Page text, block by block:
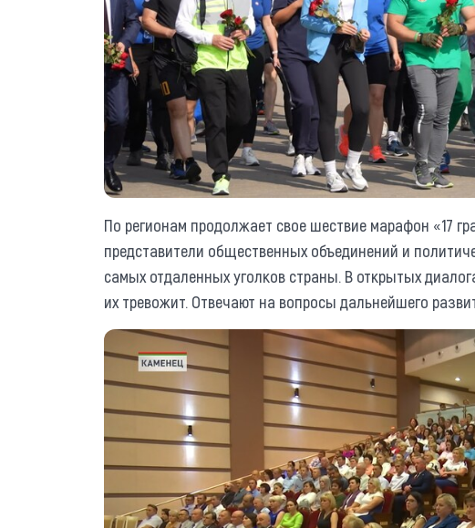
По регионам продолжает свое шествие марафон «17
представители общественных объединений и
самых отдаленных уголков страны. В открытых
их тревожит. Отвечают на вопросы дальнейшего